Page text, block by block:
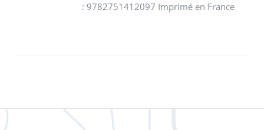
: 9782751412097 Imprimé en France